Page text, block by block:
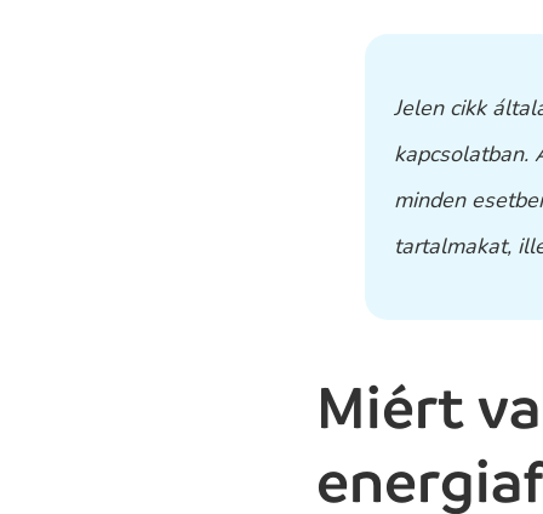
Jelen cikk
kapcsolatban.
minden
tartalmakat,
Miért